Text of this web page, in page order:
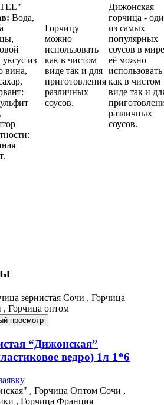
Вода,
уксус из
вина,
Горчицу
можно
использовать
как в чистом
виде так и для
приготовления
различных
соусов.
Дижонская
горчица -
из самых
популярных
соусов в мире
её можно
использовать
как в чистом
виде так и
различных
соусов.
просмотр
“Дижонская”
ведро) 1л 1*6